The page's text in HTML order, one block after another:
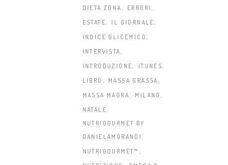
DIETA ZONA
ERRORI
ESTATE
IL GIORNALE
INDICE GLICEMICO
INTERVISTA
INTRODUZIONE
ITUNES
LIBRO
MASSA GRASSA
MASSA MAGRA
MILANO
NATALE
NUTRIGOURMET BY
DANIELAMORANDI
NUTRIGOURMET™